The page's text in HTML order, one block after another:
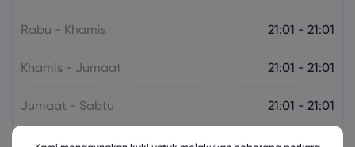
Rabu - Khamis 21:01 - 21:01
Khamis - Jumaat 21:01 - 21:01
Jumaat - Sabtu 21:01 - 21:01